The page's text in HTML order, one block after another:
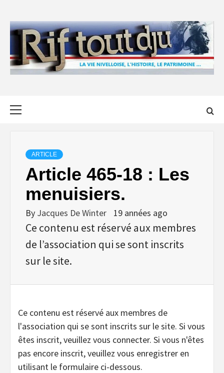
content
ARTICLE
Article 465-18 : Les
menuisiers.
By Jacques De Winter 19 années ago
Ce contenu est réservé aux membres
de l’association qui se sont inscrits
sur le site.
Ce contenu est réservé aux membres de
l'association qui se sont inscrits sur le site. Si vous
êtes inscrit, veuillez vous connecter. Si vous n'êtes
pas encore inscrit, veuillez vous enregistrer en
utilisant le formulaire ci-dessous.